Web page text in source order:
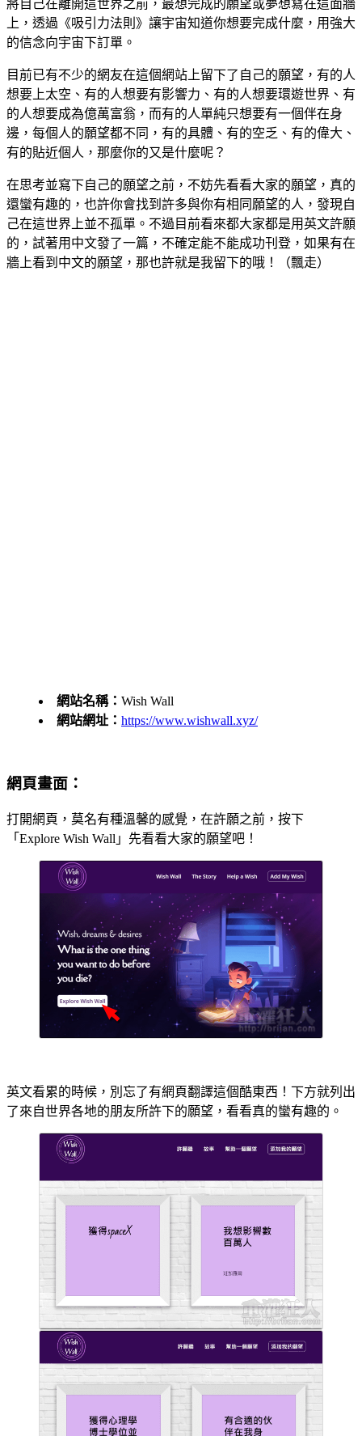
將自己在離開這世界之前，最想完成的願望或夢想寫在這面牆
上，透過《吸引力法則》讓宇宙知道你想要完成什麼，用強大
的信念向宇宙下訂單。
目前已有不少的網友在這個網站上留下了自己的願望，有的人
想要上太空、有的人想要有影響力、有的人想要環遊世界、有
的人想要成為億萬富翁，而有的人單純只想要有一個伴在身
邊，每個人的願望都不同，有的具體、有的空乏、有的偉大、
有的貼近個人，那麼你的又是什麼呢？
在思考並寫下自己的願望之前，不妨先看看大家的願望，真的
還蠻有趣的，也許你會找到許多與你有相同願望的人，發現自
己在這世界上並不孤單。不過目前看來都大家都是用英文許願
的，試著用中文發了一篇，不確定能不能成功刊登，如果有在
牆上看到中文的願望，那也許就是我留下的哦！（飄走）
網站名稱： Wish Wall
網站網址： https://www.wishwall.xyz/
網頁畫面：
打開網頁，莫名有種溫馨的感覺，在許願之前，按下
「Explore Wish Wall」先看看大家的願望吧！
英文看累的時候，別忘了有網頁翻譯這個酷東西！下方就列出
了來自世界各地的朋友所許下的願望，看看真的蠻有趣的。